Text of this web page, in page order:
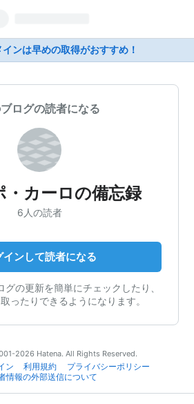
ンは早めの取得がおすすめ！
ログの読者になる
・カーロの備忘録
6人の読者
インして読者になる
の更新を簡単にチェックしたり、
ったりできるようになります。
2026 Hatena. All Rights Reserved.
ン 利用規約
プライバシーポリシー
情報の外部送信について